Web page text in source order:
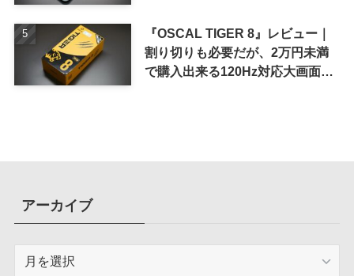
『OSCAL TIGER 8』レビュー｜
割り切りも必要だが、2万円未満
で購入出来る120Hz対応大画面ス
アーカイブ